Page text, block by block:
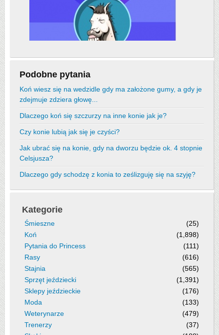
Podobne pytania
Koń wiesz się na wedzidle gdy ma założone gumy, a gdy je
zdejmuje zdziera głowę...
Dlaczego koń się szczurzy na inne konie jak je?
Czy konie lubią jak się je czyści?
Jak ubrać się na konie, gdy na dworzu będzie ok. 4 stopnie
Celsjusza?
Dlaczego gdy schodzę z konia to ześlizguję się na szyję?
Kategorie
Śmieszne
(25)
Koń
(1,898)
Pytania do Princess
(111)
Rasy
(616)
Stajnia
(565)
Sprzęt jeździecki
(1,391)
Sklepy jeździeckie
(176)
Moda
(133)
Weterynarze
(479)
Trenerzy
(37)